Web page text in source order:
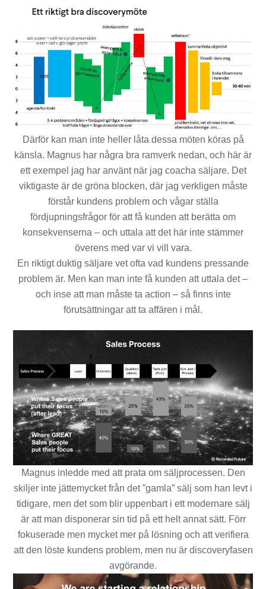
Därför kan man inte heller låta dessa möten köras på
känsla. Magnus har några bra ramverk nedan, och här är
ett exempel jag har använt när jag coacha säljare. Det
viktigaste är de gröna blocken, där jag verkligen måste
förstår kundens problem och vågar ställa
fördjupningsfrågor för att få kunden att berätta om
konsekvenserna – och uttala att det här inte stämmer
överens med var vi vill vara.
En riktigt duktig säljare vet ofta vad kundens pressande
problem är. Men kan man inte få kunden att uttala det –
och inse att man måste ta action – så finns inte
förutsättningar att ta affären i mål.
Magnus inledde med att prata om säljprocessen. Den
skiljer inte jättemycket från det ”gamla” sälj som han levt i
tidigare, men det som blir uppenbart i ett modernare sälj
är att man disponerar sin tid på ett helt annat sätt. Förr
fokuserade men mycket mer på lösning och att verifiera
att den löste kundens problem, men nu är discoveryfasen
avgörande.